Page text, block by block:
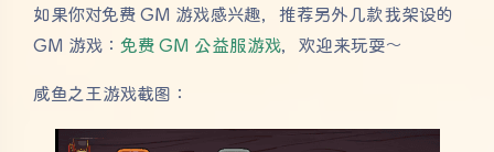
如果你对免费 GM 游戏感兴趣，推荐另外几款我架设的
GM 游戏： 免费 GM 公益服游戏，欢迎来玩耍～
咸鱼之王游戏截图：